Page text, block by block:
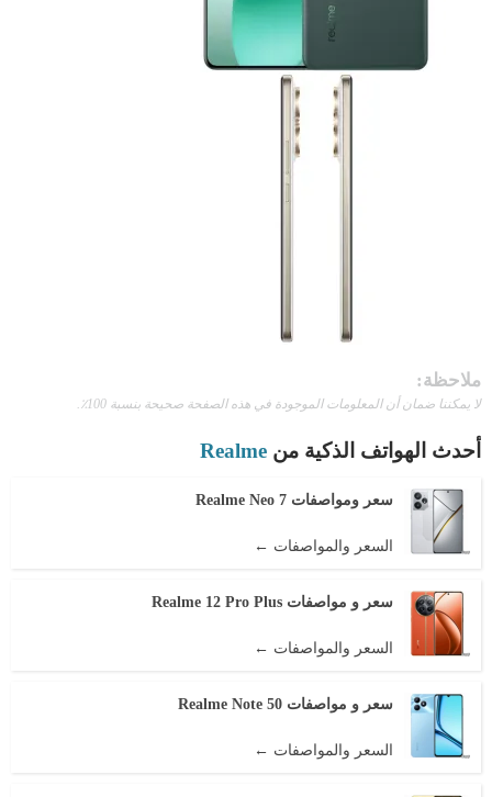
ملاحظة:
لا يمكننا ضمان أن المعلومات الموجودة في هذه الصفحة صحيحة بنسبة 100٪.
أحدث الهواتف الذكية من Realme
سعر ومواصفات Realme Neo 7
السعر والمواصفات ←
سعر و مواصفات Realme 12 Pro Plus
السعر والمواصفات ←
سعر و مواصفات Realme Note 50
السعر والمواصفات ←